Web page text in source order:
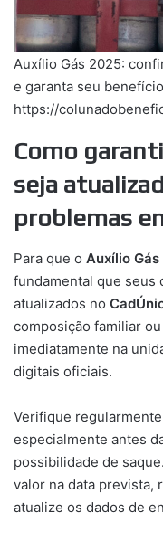
Auxílio Gás 2025:
e garanta seu
https://
Como
seja
problemas
Para que o Auxílio Gás
fundamental que seus
atualizados no
composição familiar
imediatamente na
digitais oficiais.
Verifique
especialmente antes
possibilidade de
valor na data prevista,
atualize os dados de